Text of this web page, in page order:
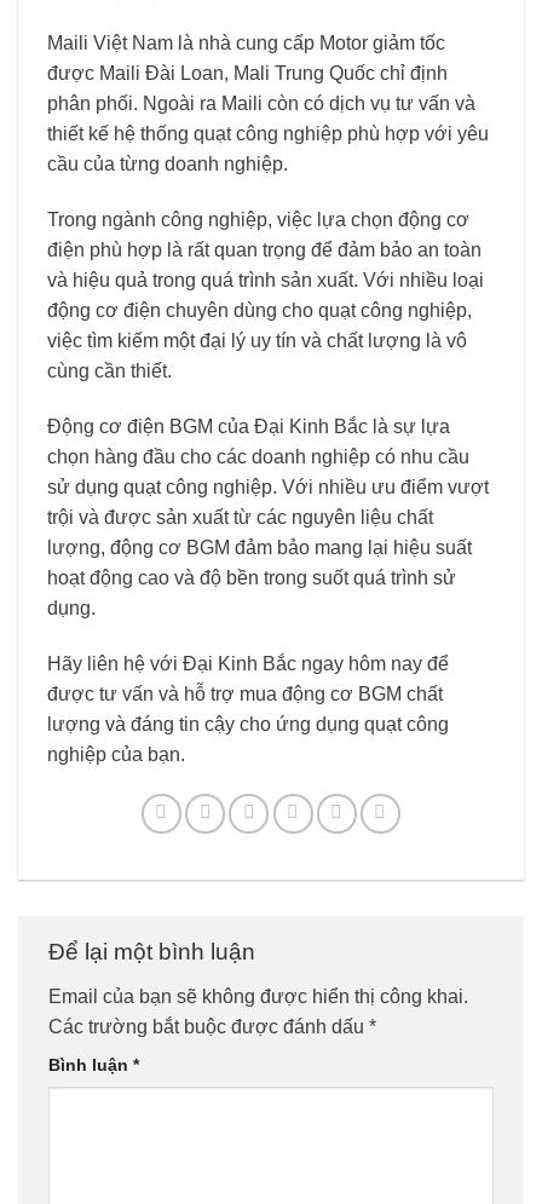
Maili Việt Nam là nhà cung cấp Motor giảm tốc
được Maili Đài Loan, Mali Trung Quốc chỉ định
phân phối. Ngoài ra Maili còn có dịch vụ tư vấn và
thiết kế hệ thống quạt công nghiệp phù hợp với yêu
cầu của từng doanh nghiệp.
Trong ngành công nghiệp, việc lựa chọn động cơ
điện phù hợp là rất quan trọng để đảm bảo an toàn
và hiệu quả trong quá trình sản xuất. Với nhiều loại
động cơ điện chuyên dùng cho quạt công nghiệp,
việc tìm kiếm một đại lý uy tín và chất lượng là vô
cùng cần thiết.
Động cơ điện BGM của Đại Kinh Bắc là sự lựa
chọn hàng đầu cho các doanh nghiệp có nhu cầu
sử dụng quạt công nghiệp. Với nhiều ưu điểm vượt
trội và được sản xuất từ các nguyên liệu chất
lượng, động cơ BGM đảm bảo mang lại hiệu suất
hoạt động cao và độ bền trong suốt quá trình sử
dụng.
Hãy liên hệ với Đại Kinh Bắc ngay hôm nay để
được tư vấn và hỗ trợ mua động cơ BGM chất
lượng và đáng tin cậy cho ứng dụng quạt công
nghiệp của bạn.
Để lại một bình luận
Email của bạn sẽ không được hiển thị công khai.
Các trường bắt buộc được đánh dấu *
Bình luận *